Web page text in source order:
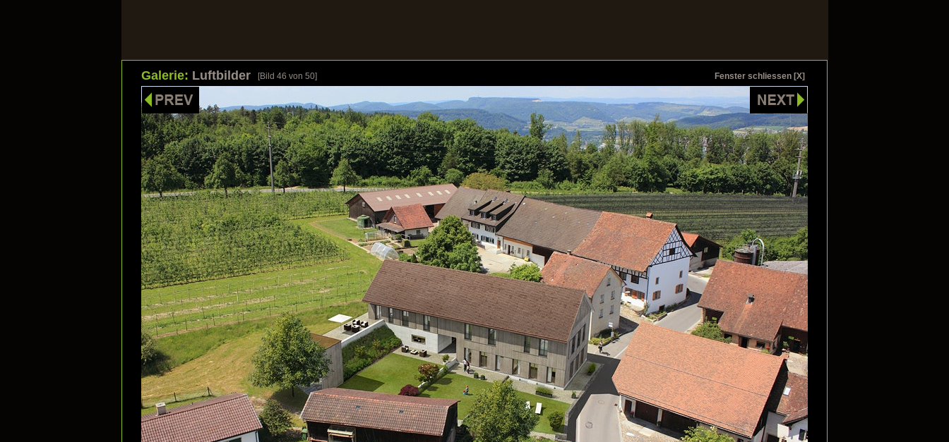
HOME UNSERE STÄRKEN REFERENZEN GALERIE KONTAKT
Galerie: Wohnbauten
Galerie: Gewerbebauten
Galerie: Luftbilder
Galerie: 360° Panos
Bilder sagen mehr als Worte
Klicken Sie auf ein Bild um die Galerie zu öffnen
Galerie: Luftbilder [Bild 46 von 50] Fenster schliessen [X]